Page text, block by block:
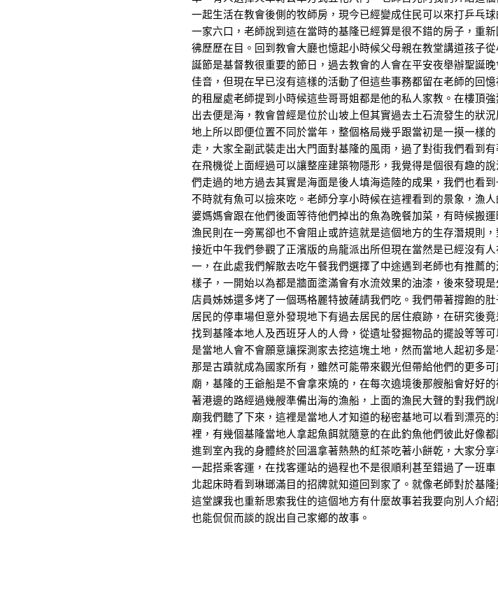
一起生活在教會後側的牧師房，現今已經變成住民可以來打乒乓
一家六口，老師說到這在當時的基隆已經算是很不錯的房子，重
彿歷歷在目。回到教會大廳也憶起小時候父母親在教堂講道孩子
誕節是基督教很重要的節日，過去教會的人會在平安夜舉辦聖誕
佳音，但現在早已沒有這樣的活動了但這些事務都留在老師的回
的租屋處老師提到小時候這些哥哥姐都是他的私人家教。在樓頂
出去便是海，教會曾經是位於山坡上但其實過去土石流發生的狀
地上所以即便位置不同於當年，整個格局幾乎跟當初是一摸一樣
走，大家全副武裝走出大門面對基隆的風雨，過了對街我們看到
在飛機從上面經過可以讓整座建築物隱形，我覺得是個很有趣的
們走過的地方過去其實是海面是後人填海造陸的成果，我們也看
不時就有魚可以撿來吃。老師分享小時候在這裡看到的景象，漁
婆媽媽會跟在他們後面等待他們掉出的魚為晚餐加菜，有時候搬
漁民則在一旁罵卻也不會阻止或許這就是這個地方的生存潛規則
接近中午我們參觀了正濱版的烏龍派出所但現在當然是已經沒有
一，在此處我們解散去吃午餐我們選擇了中途遇到老師也有推薦
樣子，一開始以為都是牆面塗滿會有水流效果的油漆，後來發現
店員姊姊還多烤了一個瑪格麗特披薩請我們吃。我們帶著撐飽的
居民的停車場但意外發現地下有過去居民的居住痕跡，在研究後
找到基隆本地人及西班牙人的人骨，從遺址發掘物品的擺設等等
是當地人會不會願意讓探測家去挖這塊土地，然而當地人起初多
那是古蹟就成為國家所有，雖然可能帶來觀光但帶給他們的更多
廟，基隆的王爺船是不會拿來燒的，在每次遶境後那艘船會好好
著港邊的路經過幾艘準備出海的漁船，上面的漁民大聲的對我們
廟我們聽了下來，這裡是當地人才知道的秘密基地可以看到漂亮
裡，有幾個基隆當地人拿起魚餌就隨意的在此釣魚他們彼此好像
進到室內我的身體終於回溫拿著熱熱的紅茶吃著小餅乾，大家分
一起搭乘客運，在找客運站的過程也不是很順利甚至錯過了一班
北起床時看到琳瑯滿目的招牌就知道回到家了。就像老師對於基
這堂課我也重新思索我住的這個地方有什麼故事若我要向別人介
也能侃侃而談的說出自己家鄉的故事。